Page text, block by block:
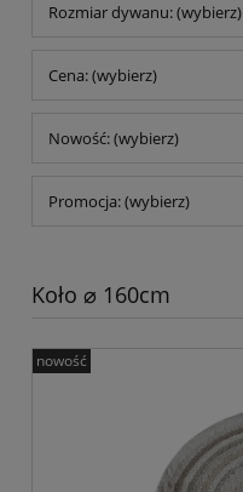
Rozmiar dywanu: (wybierz)
Cena: (wybierz)
Nowość: (wybierz)
Promocja: (wybierz)
Koło ⌀ 160cm
nowość